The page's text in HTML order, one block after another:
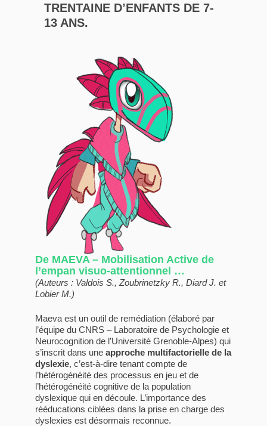
TRENTAINE D’ENFANTS DE 7-
13 ANS.
De MAEVA – Mobilisation Active de
l’empan visuo-attentionnel …
(Auteurs : Valdois S., Zoubrinetzky R., Diard J. et
Lobier M.)
Maeva est un outil de remédiation (élaboré par
l’équipe du CNRS – Laboratoire de Psychologie et
Neurocognition de l’Université Grenoble-Alpes) qui
s’inscrit dans une approche multifactorielle de la
dyslexie, c’est-à-dire tenant compte de
l’hétérogénéité des processus en jeu et de
l’hétérogénéité cognitive de la population
dyslexique qui en découle. L’importance des
rééducations ciblées dans la prise en charge des
dyslexies est désormais reconnue.